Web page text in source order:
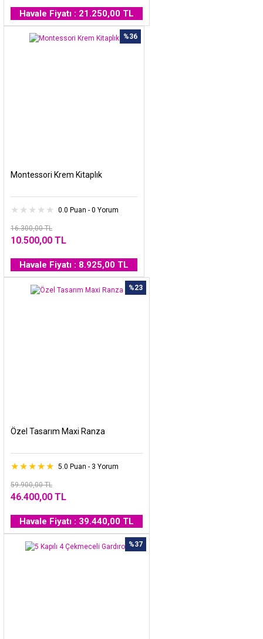
Havale Fiyatı : 21.250,00 TL
%36
Montessori Krem Kitaplık
0.0 Puan - 0 Yorum
16.300,00 TL
10.500,00 TL
Havale Fiyatı : 8.925,00 TL
%23
Özel Tasarım Maxi Ranza
5.0 Puan - 3 Yorum
59.900,00 TL
46.400,00 TL
Havale Fiyatı : 39.440,00 TL
%37